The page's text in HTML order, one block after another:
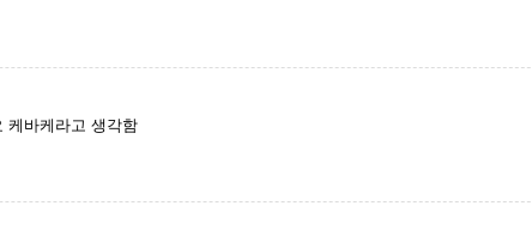
케바케라고 생각함